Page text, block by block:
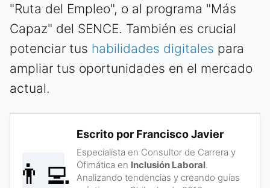
"Ruta del Empleo", o al programa "Más
Capaz" del SENCE. También es crucial
potenciar tus habilidades digitales para
ampliar tus oportunidades en el mercado
actual.
👨‍💻
Escrito por Francisco Javier
Especialista en Consultor de Carrera y
Ofimática en Inclusión Laboral.
Analizando tendencias y creando guías